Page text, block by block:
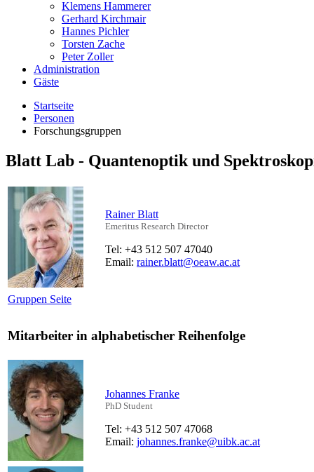
Klemens Hammerer
Gerhard Kirchmair
Hannes Pichler
Torsten Zache
Peter Zoller
Administration
Gäste
Startseite
Personen
Forschungsgruppen
Blatt Lab - Quantenoptik und
Rainer Blatt
Emeritus Research Director
Tel: +43 512 507 47040
Email: rainer.blatt@oeaw.ac.at
Gruppen Seite
Mitarbeiter in alphabetischer Reihenfolge
Johannes Franke
PhD Student
Tel: +43 512 507 47068
Email: johannes.franke@uibk.ac.at